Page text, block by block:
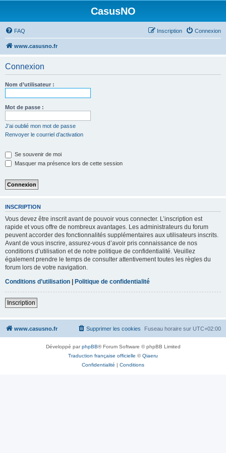
CasusNO
FAQ Connexion
Inscription
www.casusno.fr
Connexion
Nom d’utilisateur :
Mot de passe :
J’ai oublié mon mot de passe
Renvoyer le courriel d’activation
Se souvenir de moi
Masquer ma présence lors de cette session
INSCRIPTION
Vous devez être inscrit avant de pouvoir vous connecter. L’inscription est
rapide et vous offre de nombreux avantages. Les administrateurs du forum
peuvent accorder des fonctionnalités supplémentaires aux utilisateurs inscrits.
Avant de vous inscrire, assurez-vous d’avoir pris connaissance de nos
conditions d’utilisation et de notre politique de confidentialité. Veuillez
également prendre le temps de consulter attentivement toutes les règles du
forum lors de votre navigation.
Conditions d’utilisation | Politique de confidentialité
Inscription
www.casusno.fr Fuseau horaire sur UTC+02:00
Supprimer les cookies
Développé parphpBB® Forum Software © phpBB Limited
Traduction française officielle ©Qiaeru
Confidentialité | Conditions